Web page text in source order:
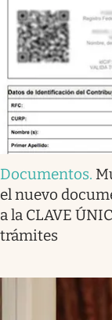
Documentos.
el nuevo
a la CLAVE
trámites